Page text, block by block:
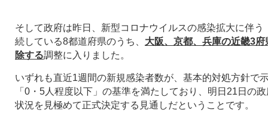
そして政府は昨日、新型コロナウイルスの感染拡大に伴う
続している8都道府県のうち、 大阪、京都、兵庫の近畿3
除する調整に入りました。
いずれも直近1週間の新規感染者数が、基本的対処方針で
「0・5人程度以下」の基準を満たしており、明日21日の
状況を見極めて正式決定する見通しだということです。